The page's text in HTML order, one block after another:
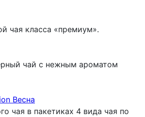
чая класса «премиум».
чай с нежным ароматом
Весна
чая в пакетиках 4 вида чая по